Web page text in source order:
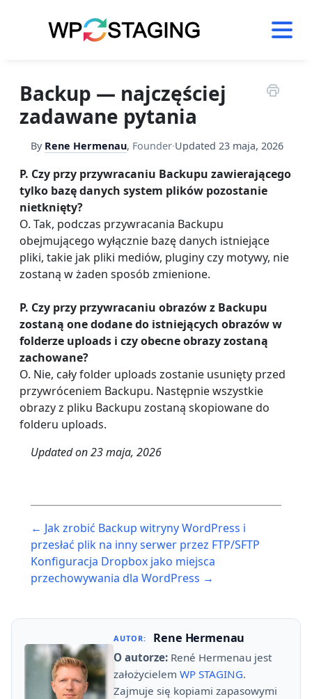
Backup — najczęściej
zadawane pytania
By Rene Hermenau, Founder·Updated 23 maja, 2026
P. Czy przy przywracaniu Backupu zawierającego
tylko bazę danych system plików pozostanie
nietknięty?
O. Tak, podczas przywracania Backupu
obejmującego wyłącznie bazę danych istniejące
pliki, takie jak pliki mediów, pluginy czy motywy, nie
zostaną w żaden sposób zmienione.
P. Czy przy przywracaniu obrazów z Backupu
zostaną one dodane do istniejących obrazów w
folderze uploads i czy obecne obrazy zostaną
zachowane?
O. Nie, cały folder uploads zostanie usunięty przed
przywróceniem Backupu. Następnie wszystkie
obrazy z pliku Backupu zostaną skopiowane do
folderu uploads.
Updated on23 maja, 2026
navigation
← Jak zrobić Backup witryny WordPress i
przesłać plik na inny serwer przez FTP/SFTP
Konfiguracja Dropbox jako miejsca
przechowywania dla WordPress →
AUTOR: Rene Hermenau
O autorze: René Hermenau jest
założycielem WP STAGING.
Zajmuje się kopiami zapasowymi